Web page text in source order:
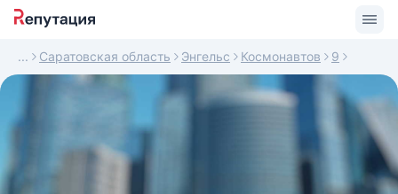
Саратовская область Энгельс Космонавтов 9